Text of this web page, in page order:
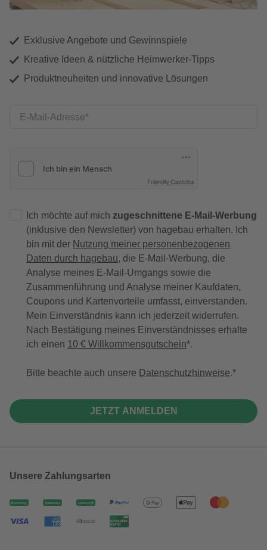
Exklusive Angebote und Gewinnspiele
Kreative Ideen & nützliche Heimwerker-Tipps
Produktneuheiten und innovative Lösungen
E-Mail-Adresse
Friendly Captcha
Ich möchte auf mich zugeschnittene E-Mail-Werbung
(inklusive den Newsletter) von hagebau erhalten. Ich
bin mit der Nutzung meiner personenbezogenen
Daten durch hagebau, die E-Mail-Werbung, die
Analyse meines E-Mail-Umgangs sowie die
Zusammenführung und Analyse meiner Kaufdaten,
Coupons und Kartenvorteile umfasst, einverstanden.
Mein Einverständnis kann ich jederzeit widerrufen.
Nach Bestätigung meines Einverständnisses erhalte
ich einen 10 € Willkommensgutschein*.
Bitte beachte auch unsere Datenschutzhinweise.
JETZT ANMELDEN
Unsere Zahlungsarten